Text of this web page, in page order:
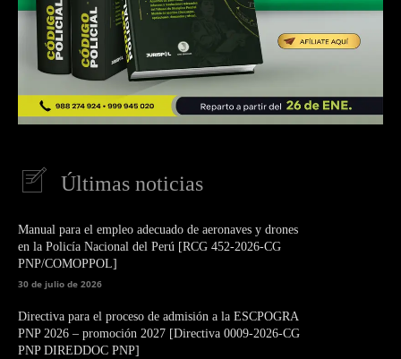
Últimas noticias
Manual para el empleo adecuado de aeronaves y drones
en la Policía Nacional del Perú [RCG 452-2026-CG
PNP/COMOPPOL]
30 de julio de 2026
Directiva para el proceso de admisión a la ESCPOGRA
PNP 2026 – promoción 2027 [Directiva 0009-2026-CG
PNP DIREDDOC PNP]